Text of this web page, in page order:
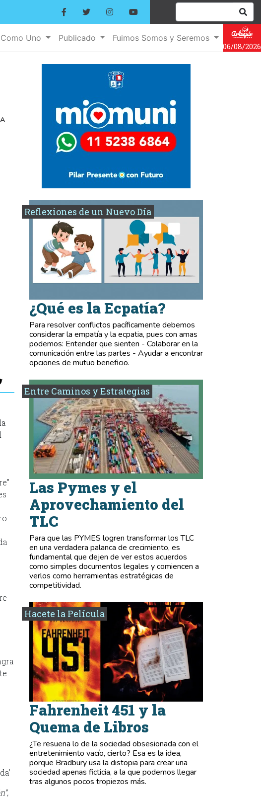
Uno Publicado
Fuimos Somos y Seremos
06/08/2026
Reflexiones de un Nuevo Día
¿Qué es la Ecpatía?
Para resolver conflictos pacíficamente debemos
considerar la empatía y la ecpatia, pues con amas
podemos: Entender que sienten - Colaborar en la
comunicación entre las partes - Ayudar a encontrar
opciones de mutuo beneficio.
Entre Caminos y Estrategias
Las Pymes y el
Aprovechamiento del
TLC
Para que las PYMES logren transformar los TLC
en una verdadera palanca de crecimiento, es
fundamental que dejen de ver estos acuerdos
como simples documentos legales y comiencen a
verlos como herramientas estratégicas de
competitividad.
Hacete la Película
Fahrenheit 451 y la
Quema de Libros
¿Te resuena lo de la sociedad obsesionada con el
entretenimiento vacío, cierto? Esa es la idea,
porque Bradbury usa la distopia para crear una
sociedad apenas ficticia, a la que podemos llegar
tras algunos pocos tropiezos más.